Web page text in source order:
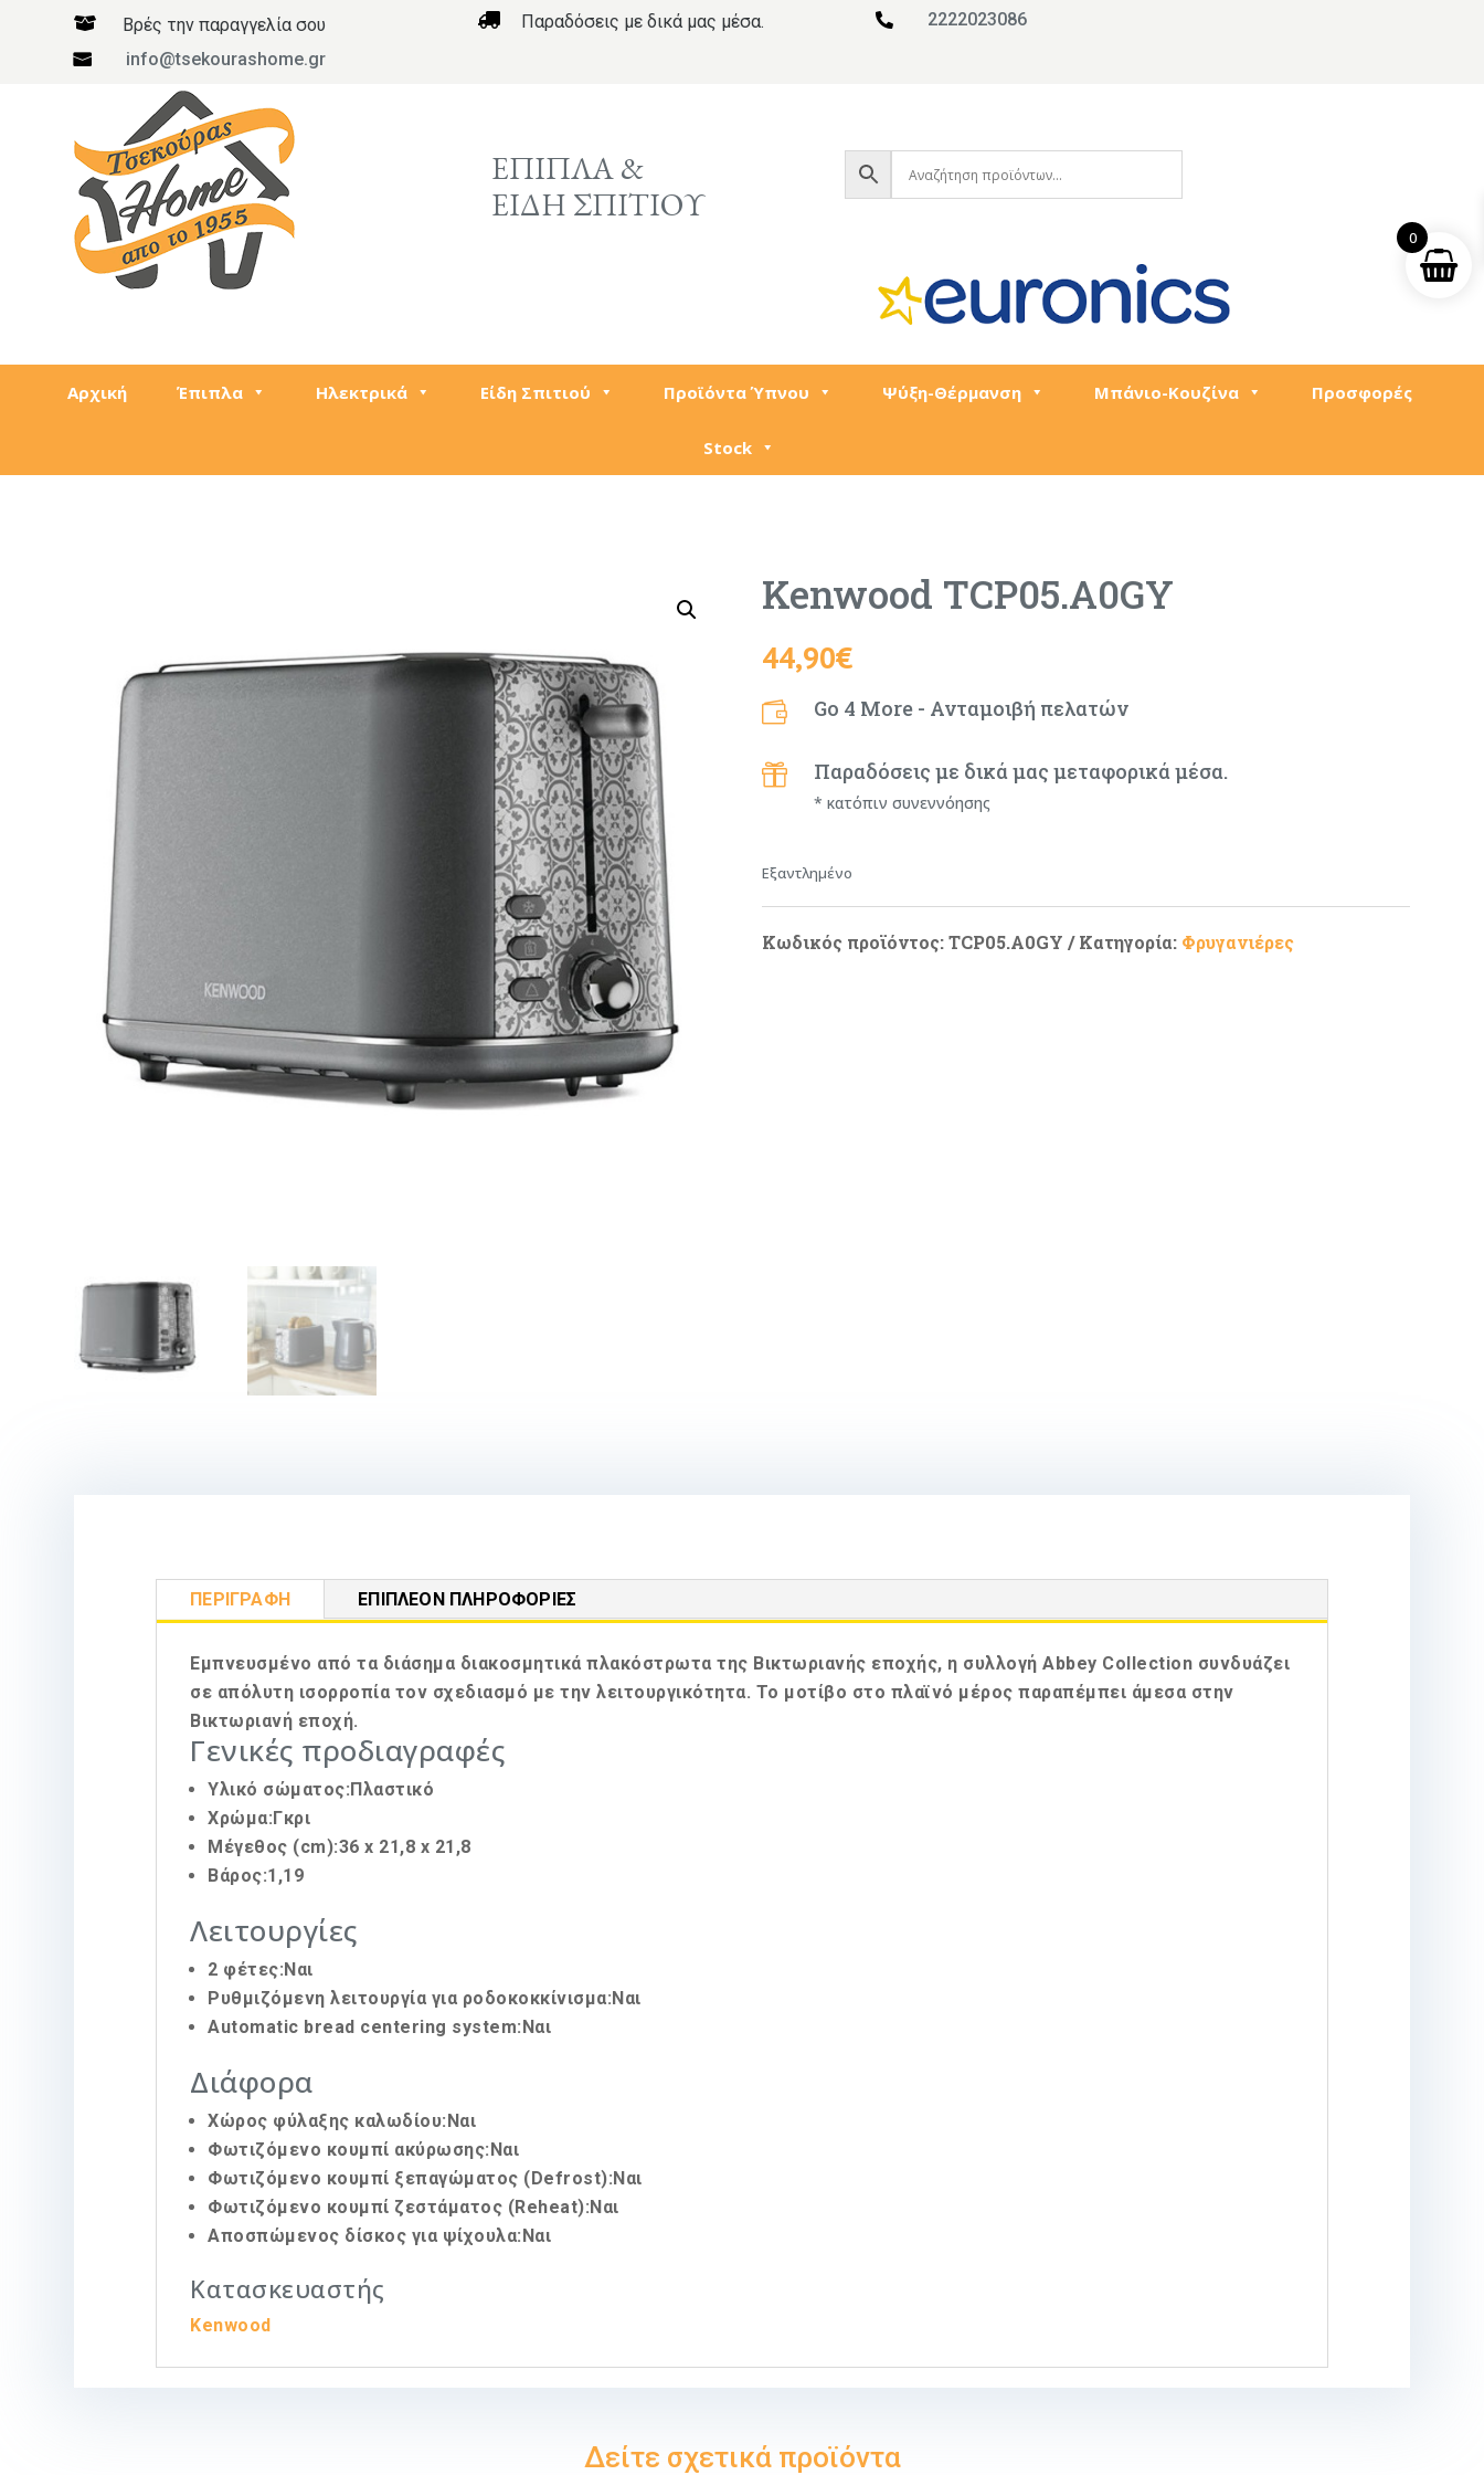
 Βρές την παραγγελία σου  Παραδόσεις με δικά μας μέσα.  2222023086
 info@tsekourashome.gr
ΕΠΙΠΛΑ &
ΕΙΔΗ ΣΠΙΤΙΟΥ
Αρχική Έπιπλα Ηλεκτρικά Είδη Σπιτιού Προϊόντα Ύπνου Ψύξη-Θέρμανση Μπάνιο-Κουζίνα Προσφορές
Stock
Kenwood TCP05.A0GY
44,90€
 Go 4 More - Ανταμοιβή πελατών
 Παραδόσεις με δικά μας μεταφορικά μέσα.
* κατόπιν συνεννόησης
Εξαντλημένο
Κωδικός προϊόντος:TCP05.A0GY Κατηγορία: Φρυγανιέρες
ΠΕΡΙΓΡΑΦΉ ΕΠΙΠΛΈΟΝ ΠΛΗΡΟΦΟΡΊΕΣ
Εμπνευσμένο από τα διάσημα διακοσμητικά πλακόστρωτα της Βικτωριανής εποχής, η συλλογή Abbey Collection συνδυάζει
σε απόλυτη ισορροπία τον σχεδιασμό με την λειτουργικότητα. Το μοτίβο στο πλαϊνό μέρος παραπέμπει άμεσα στην
Βικτωριανή εποχή.
Γενικές προδιαγραφές
Υλικό σώματος:Πλαστικό
Χρώμα:Γκρι
Μέγεθος (cm):36 x 21,8 x 21,8
Βάρος:1,19
Λειτουργίες
2 φέτες:Ναι
Ρυθμιζόμενη λειτουργία για ροδοκοκκίνισμα:Ναι
Automatic bread centering system:Ναι
Διάφορα
Χώρος φύλαξης καλωδίου:Ναι
Φωτιζόμενο κουμπί ακύρωσης:Ναι
Φωτιζόμενο κουμπί ξεπαγώματος (Defrost):Ναι
Φωτιζόμενο κουμπί ζεστάματος (Reheat):Ναι
Αποσπώμενος δίσκος για ψίχουλα:Ναι
Κατασκευαστής
Kenwood
Δείτε σχετικά προϊόντα
0